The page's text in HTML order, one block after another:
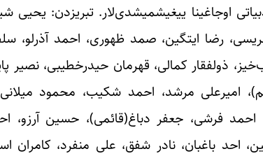
اوجاغینا ییغیشمیشدی‌لار. تبریزدن:
رضا ایتگین، صمد ظهوری، احمد آذرلو،
ذولفقار کمالی، قهرمان حیدرخطیبی، نصیر
امیرعلی مرشد، احمد شکیب، محمود
فرشی، جعفر دباغ(قائمی)، حسین آرزو،
احد باغبان، نادر شفق، علی منفرد،